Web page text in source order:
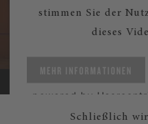
stimmen Sie der
dieses
MEHR INFORMATIONEN
powered by
Schließlich